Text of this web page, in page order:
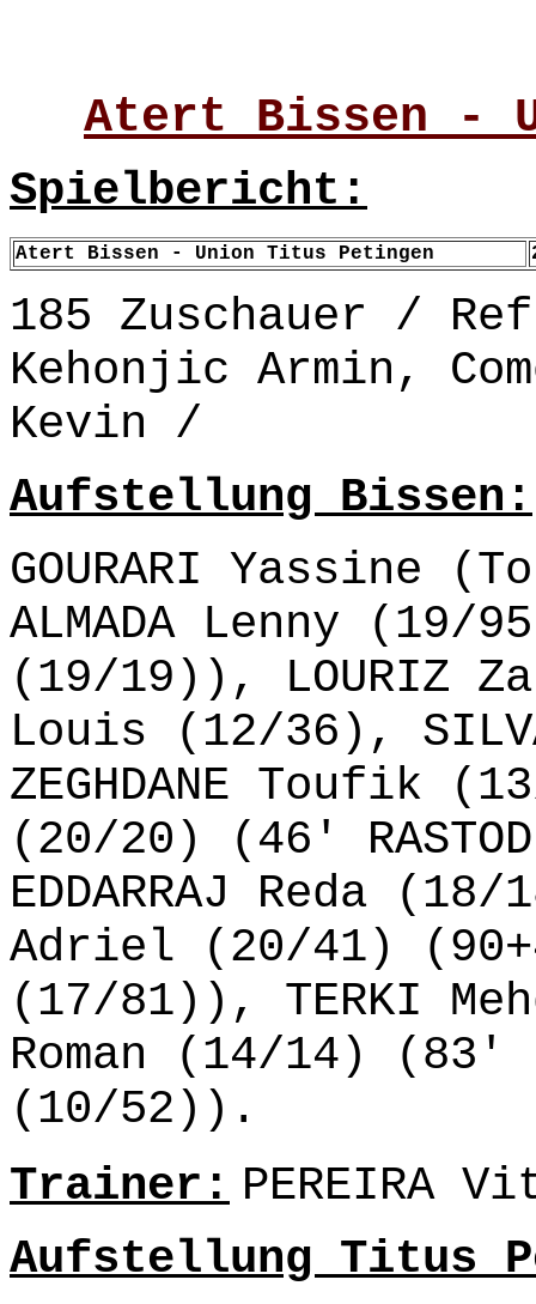
Atert Bissen -
Spielbericht:
Atert Bissen - Union Titus Petingen
185 Zuschauer /
Kehonjic Armin,
Kevin /
Aufstellung Bissen:
GOURARI Yassine
ALMADA Lenny (19/
(19/19)), LOURIZ
Louis (12/36),
ZEGHDANE Toufik
(20/20) (46'
EDDARRAJ Reda (18/
Adriel (20/41) (90+4'
(17/81)), TERKI
Roman (14/14) (83'
(10/52)).
Trainer: PEREIRA
Aufstellung Titus